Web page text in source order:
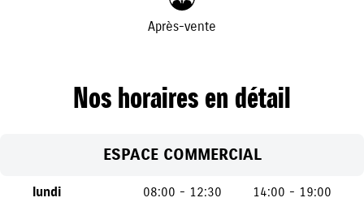
Après-vente
Nos horaires en détail
ESPACE COMMERCIAL
lundi 08:00 - 12:30
14:00 - 19:00